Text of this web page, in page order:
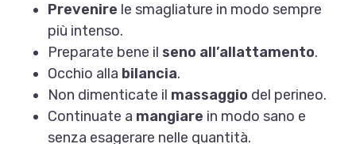
Prevenire le smagliature in modo sempre
più intenso.
Preparate bene il seno all’allattamento.
Occhio alla bilancia.
Non dimenticate il massaggio del perineo.
Continuate a mangiare in modo sano e
senza esagerare nelle quantità.